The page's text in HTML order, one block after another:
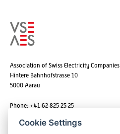
Association of Swiss Electricity Companies
Hintere Bahnhofstrasse 10
5000 Aarau
Phone: +41 62 825 25 25
Cookie Settings